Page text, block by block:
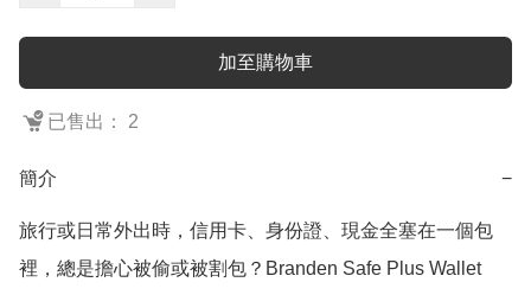
加至購物車
已售出： 2
簡介 −
旅行或日常外出時，信用卡、身份證、現金全塞在一個包
裡，總是擔心被偷或被割包？Branden Safe Plus Wallet